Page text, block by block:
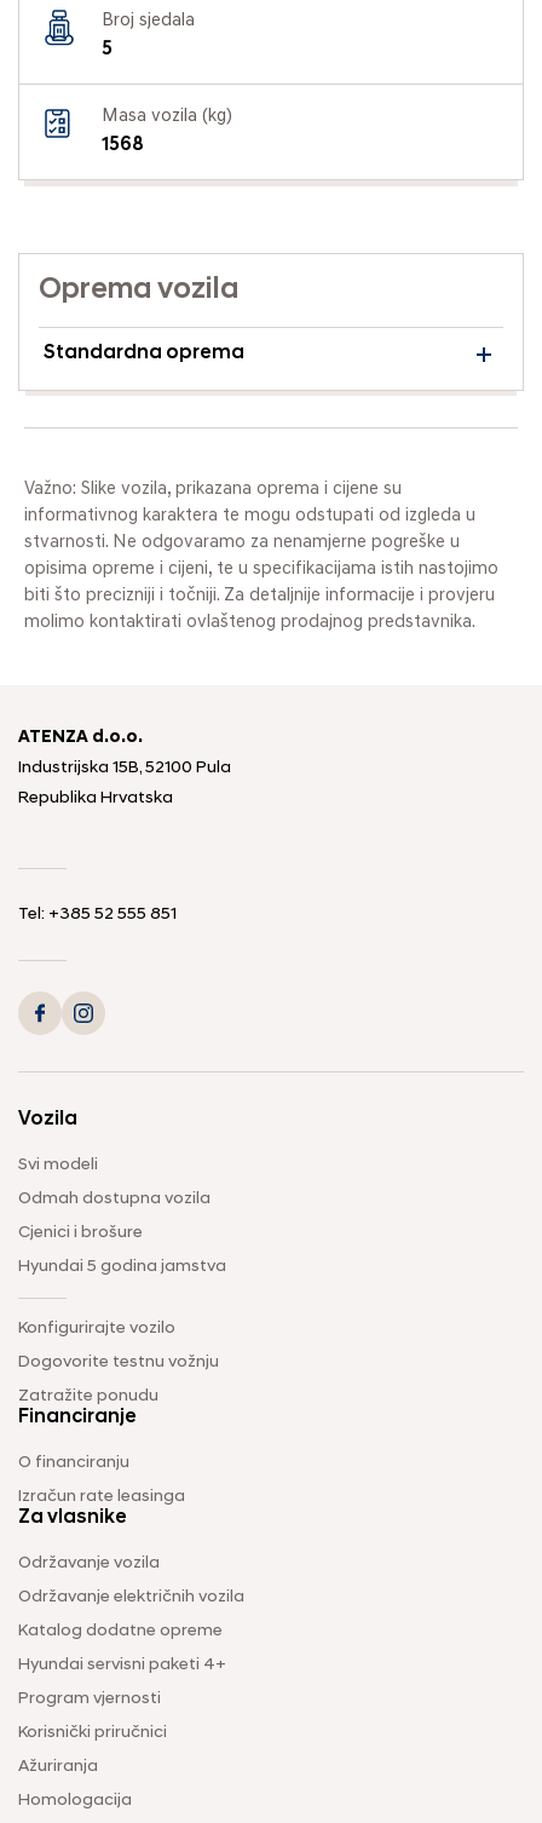
Broj sjedala
5
Masa vozila (kg)
1568
Oprema vozila
Standardna oprema
Važno: Slike vozila, prikazana oprema i cijene su
informativnog karaktera te mogu odstupati od izgleda u
stvarnosti. Ne odgovaramo za nenamjerne pogreške u
opisima opreme i cijeni, te u specifikacijama istih nastojimo
biti što precizniji i točniji. Za detaljnije informacije i provjeru
molimo kontaktirati ovlaštenog prodajnog predstavnika.
ATENZA d.o.o.
Industrijska 15B, 52100 Pula
Republika Hrvatska
Tel: +385 52 555 851
Vozila
Svi modeli
Odmah dostupna vozila
Cjenici i brošure
Hyundai 5 godina jamstva
Konfigurirajte vozilo
Dogovorite testnu vožnju
Zatražite ponudu
Financiranje
O financiranju
Izračun rate leasinga
Za vlasnike
Održavanje vozila
Održavanje električnih vozila
Katalog dodatne opreme
Hyundai servisni paketi 4+
Program vjernosti
Korisnički priručnici
Ažuriranja
Homologacija